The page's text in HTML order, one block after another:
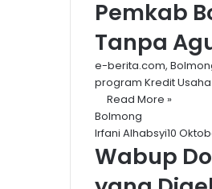
Pemkab
Tanpa
e-berita.com,
program Kredit
Read More »
Bolmong
Irfani Alhabsyi10
Wabup